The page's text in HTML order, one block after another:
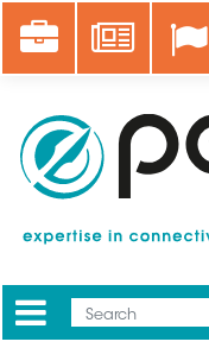
au
contenu
Career News
Mobile